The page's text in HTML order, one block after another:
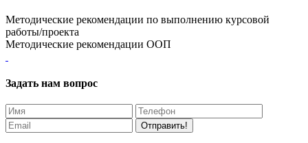
Методические рекомендации по выполнению курсовой
работы/проекта
Методические рекомендации ООП
Задать нам вопрос
Отправить!